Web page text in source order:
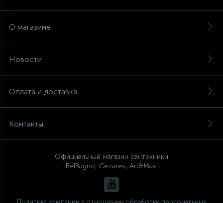
О магазине
Новости
Оплата и доставка
Контакты
Официальный магазин сантехники
BelBagno, Cezares, Art&Max.